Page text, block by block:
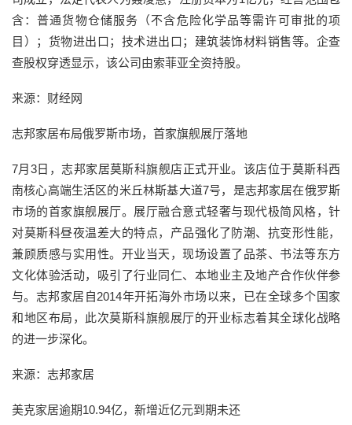
含：普通货物仓储服务（不含危险化学品等需许可审批的项
目）；货物进出口；技术进出口；建筑装饰材料销售等。企查
查股权穿透显示，该公司由索菲亚全资持股。
来源：财经网
志邦家居布局俄罗斯市场，首家旗舰展厅落地
7月3日，志邦家居莫斯科旗舰店正式开业。该店位于莫斯科西
南核心高端生活区的米丘林斯基大道7号，是志邦家居在俄罗斯
市场的首家旗舰展厅。展厅融合意式轻奢与现代极简风格，针
对莫斯科昼夜温差大的特点，产品强化了防潮、抗变形性能，
兼顾质感与实用性。开业当天，现场设置了品茶、书法等东方
文化体验活动，吸引了行业同仁、本地业主及地产合作伙伴参
与。志邦家居自2014年开拓海外市场以来，已在全球多个国家
和地区布局，此次莫斯科旗舰展厅的开业标志着其全球化战略
的进一步深化。
来源：志邦家居
美克家居逾期10.94亿，新增近亿元到期未还